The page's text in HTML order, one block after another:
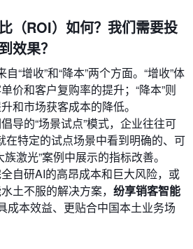
（ROI）如何？我们需要投
效果？
自“增收”和“降本”两个方面。“增收”体
价和客户复购率的提升；“降本”则
和市场获客成本的降低。
导的“场景试点”模式，企业往往可
在特定的试点场景中看到明确的、可
激光”案例中展示的指标改善。
自研AI的高昂成本和巨大风险，或
土不服的解决方案， 纷享销客智能
成本效益、更贴合中国本土业务场